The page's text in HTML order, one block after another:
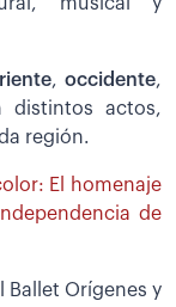
, occidente,
distintos actos,
región.
El homenaje
de
Ballet Orígenes y